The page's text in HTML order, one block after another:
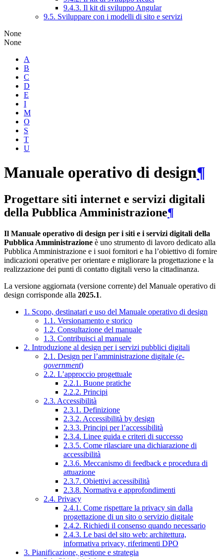
9.4.3. Il kit di sviluppo Angular
9.5. Sviluppare con i modelli di sito e servizi
None
None
A
B
C
D
E
I
M
O
S
T
U
Manuale operativo di design¶
Progettare siti internet e servizi digitali
della Pubblica Amministrazione¶
Il Manuale operativo di design per i siti e i servizi digitali della
Pubblica Amministrazione è uno strumento di lavoro dedicato alla
Pubblica Amministrazione e i suoi fornitori e ha l’obiettivo di fornire
indicazioni operative per orientare e migliorare la progettazione e la
realizzazione dei punti di contatto digitali verso la cittadinanza.
La versione aggiornata (versione corrente) del Manuale operativo di
design corrisponde alla 2025.1.
1. Scopo, destinatari e uso del Manuale operativo di design
1.1. Versionamento e storico
1.2. Consultazione del manuale
1.3. Contribuisci al manuale
2. Introduzione al design per i servizi pubblici digitali
2.1. Design per l’amministrazione digitale (e-
government)
2.2. L’approccio progettuale
2.2.1. Buone pratiche
2.2.2. Principi
2.3. Accessibilità
2.3.1. Definizione
2.3.2. Accessibilità by design
2.3.3. Principi per l’accessibilità
2.3.4. Linee guida e criteri di successo
2.3.5. Come rilasciare una dichiarazione di
accessibilità
2.3.6. Meccanismo di feedback e procedura di
attuazione
2.3.7. Obiettivi accessibilità
2.3.8. Normativa e approfondimenti
2.4. Privacy
2.4.1. Come rispettare la privacy sin dalla
progettazione di un sito o servizio digitale
2.4.2. Richiedi il consenso quando necessario
2.4.3. Le basi del sito web: architettura,
informativa privacy, riferimenti DPO
3. Pianificazione, gestione e strategia